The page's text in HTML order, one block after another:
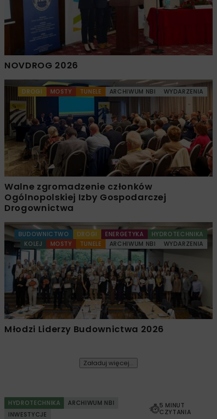
NOVDROG 2026
DROGI MOSTY TUNELE ARCHIWUM NBI WYDARZENIA
Walne zgromadzenie członków
Ogólnopolskiej Izby Gospodarczej
Drogownictwa
BUDOWNICTWO DROGI ENERGETYKA
HYDROTECHNIKA
KOLEJ
MOSTY TUNELE ARCHIWUM NBI WYDARZENIA
Młodzi Liderzy Budownictwa 2026
Załaduj więcej...
HYDROTECHNIKA
ARCHIWUM NBI
INWESTYCJE
5 MINUT
CZYTANIA